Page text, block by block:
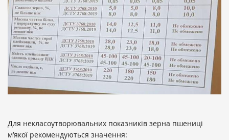
Для некласоутворювальних показників зерна пшениці
м’якої рекомендуються значення: